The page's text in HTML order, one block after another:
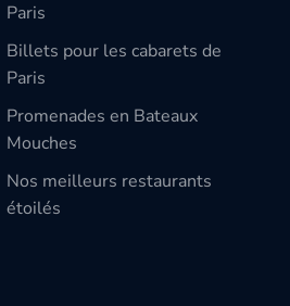
Paris
Billets pour les cabarets de
Paris
Promenades en Bateaux
Mouches
Nos meilleurs restaurants
étoilés